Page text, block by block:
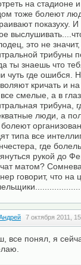
на стадионе
тоже болеют
показуху.
это не
трибуны
ты знаешь что
чуть где ошибся.
кричать и
все смелые, а в
трибуна,
люди, а
болеют
типа все
где
рукой до
матом?
говорит, что на
7 октября 2011,
все понял, я